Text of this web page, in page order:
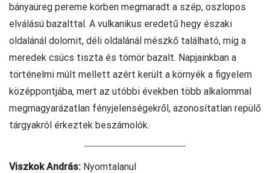
bányaüreg pereme körben megmaradt a szép, oszlopos
elválású bazalttal. A vulkanikus eredetű hegy északi
oldalánál dolomit, déli oldalánál mészkő található, míg a
meredek csúcs tiszta és tömör bazalt. Napjainkban a
történelmi múlt mellett azért került a környék a figyelem
középpontjába, mert az utóbbi években több alkalommal
megmagyarázatlan fényjelenségekről, azonosítatlan repülő
tárgyakról érkeztek beszámolók.
Viszkok András: Nyomtalanul